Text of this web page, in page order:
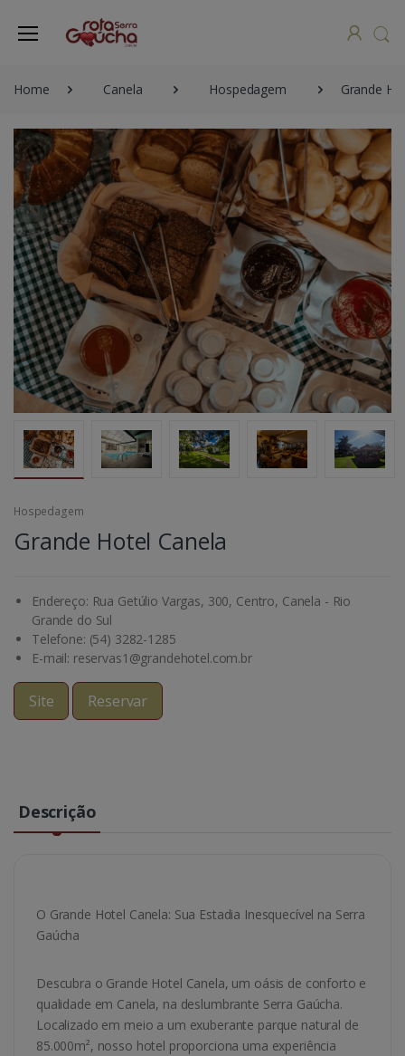
Home Canela Hospedagem Grande
Hospedagem
Grande Hotel Canela
Endereço: Rua Getúlio Vargas, 300, Centro, Canela - Rio
Grande do Sul
Telefone: (54) 3282-1285
E-mail: reservas1@grandehotel.com.br
Site Reservar
Descrição
O Grande Hotel Canela: Sua Estadia Inesquecível na Serra
Gaúcha
Descubra o Grande Hotel Canela, um oásis de conforto e
qualidade em Canela, na deslumbrante Serra Gaúcha.
Localizado em meio a um exuberante parque natural de
85.000m², nosso hotel proporciona uma experiência